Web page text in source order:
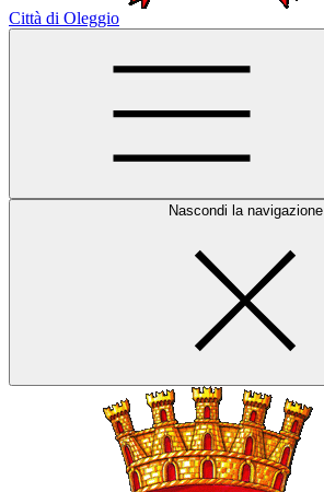
Città di Oleggio
Nascondi la navigazione